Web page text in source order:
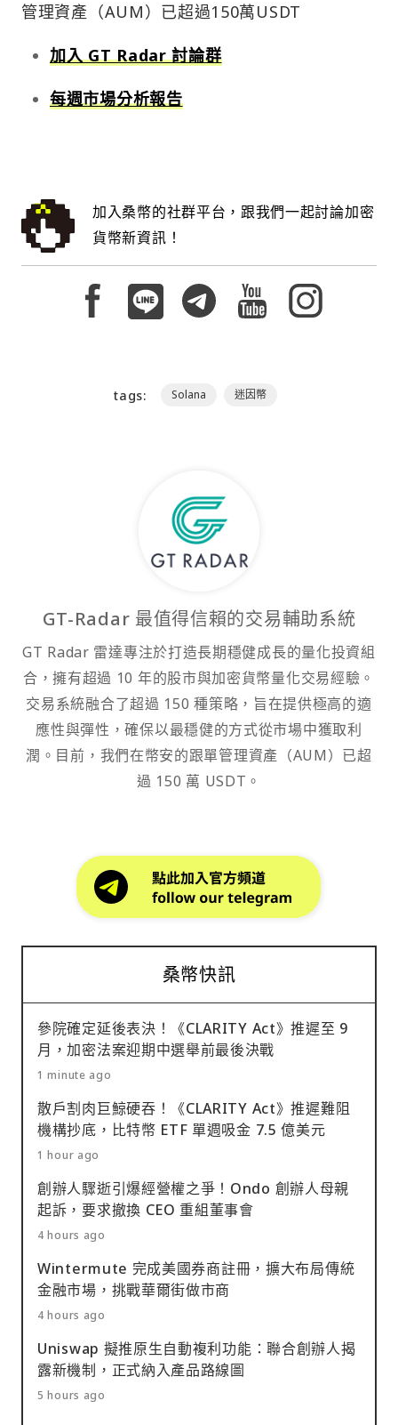
管理資產（AUM）已超過150萬USDT
加入 GT Radar 討論群
每週市場分析報告
加入桑幣的社群平台，跟我們一起討論加密
貨幣新資訊！
tags: Solana 迷因幣
GT-Radar 最值得信賴的交易輔助系統
GT Radar 雷達專注於打造長期穩健成長的量化投資組
合，擁有超過 10 年的股市與加密貨幣量化交易經驗。
交易系統融合了超過 150 種策略，旨在提供極高的適
應性與彈性，確保以最穩健的方式從市場中獲取利
潤。目前，我們在幣安的跟單管理資產（AUM）已超
過 150 萬 USDT。
桑幣快訊
參院確定延後表決！《CLARITY Act》推遲至 9
月，加密法案迎期中選舉前最後決戰
1 minute ago
散戶割肉巨鯨硬吞！《CLARITY Act》推遲難阻
機構抄底，比特幣 ETF 單週吸金 7.5 億美元
1 hour ago
創辦人驟逝引爆經營權之爭！Ondo 創辦人母親
起訴，要求撤換 CEO 重組董事會
4 hours ago
Wintermute 完成美國券商註冊，擴大布局傳統
金融市場，挑戰華爾街做市商
4 hours ago
Uniswap 擬推原生自動複利功能：聯合創辦人揭
露新機制，正式納入產品路線圖
5 hours ago